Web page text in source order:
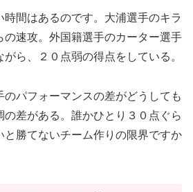
間はあるのです。大浦選手のキラ
の速攻。外国籍選手のカーター選手
ら、２０点弱の得点をしている。
のパフォーマンスの差がどうしても
の差がある。誰かひとり３０点ぐら
と勝てないチーム作りの限界ですか